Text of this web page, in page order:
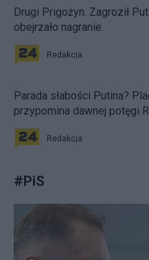
Drugi Prigożyn. Zagroził
obejrzało nagranie
Redakcja
Parada słabości Putina?
przypomina dawnej potęgi
Redakcja
#PiS